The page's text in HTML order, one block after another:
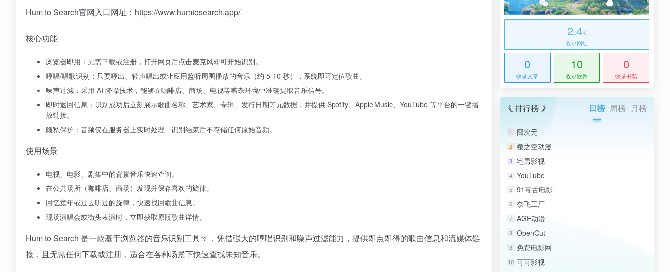
Hum to Search官网入口网址：https://www.humtosearch.app/
核心功能
浏览器即用：无需下载或注册，打开网页后点击麦克风即可开始识别。
哼唱/唱歌识别：只要哼出、轻声唱出或让应用监听周围播放的音乐（约 5‑10 秒），系统即可定位歌曲。
噪声过滤：采用 AI 降噪技术，能够在咖啡店、商场、电视等嘈杂环境中准确提取音乐信号。
即时返回信息：识别成功后立刻展示歌曲名称、艺术家、专辑、发行日期等元数据，并提供 Spotify、Apple Music、YouTube 等平台的一键播
放链接。
隐私保护：音频仅在服务器上实时处理，识别结束后不存储任何原始音频。
使用场景
电视、电影、剧集中的背景音乐快速查询。
在公共场所（咖啡店、商场）发现并保存喜欢的旋律。
回忆童年或过去听过的旋律，快速找回歌曲信息。
现场演唱会或街头表演时，立即获取原版歌曲详情。
Hum to Search 是一款基于浏览器的音乐识别工具
，凭借强大的哼唱识别和噪声过滤能力，提供即点即得的歌曲信息和流媒体链
接，且无需任何下载或注册，适合在各种场景下快速查找未知音乐。
2.4K
收录网址
0
收录文章
10
收录软件
0
收录书籍
排行榜 日榜 周榜 月榜
1 囧次元
2 樱之空动漫
3 宅男影视
4 YouTube
5 91毒舌电影
6 奈飞工厂
7 AGE动漫
8 OpenCut
9 免费电影网
10 可可影视